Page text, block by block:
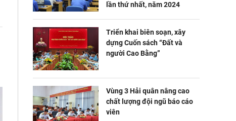
lần thứ nhất, năm 2024
Triển khai biên soạn, xây
dựng Cuốn sách “Đất và
người Cao Bằng”
Vùng 3 Hải quân nâng cao
chất lượng đội ngũ báo cáo
viên